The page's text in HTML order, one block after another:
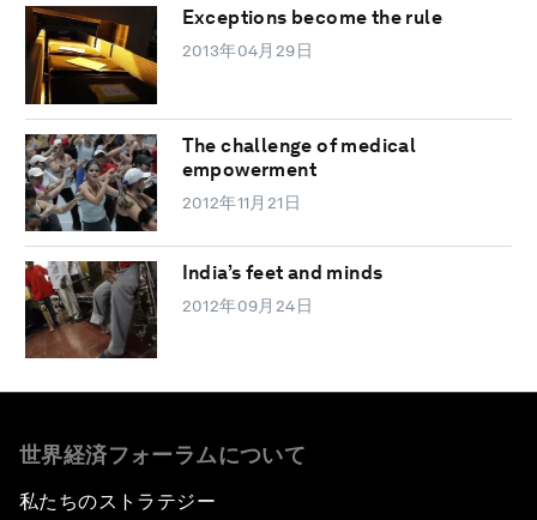
Exceptions become the rule
2013年04月29日
The challenge of medical
empowerment
2012年11月21日
India’s feet and minds
2012年09月24日
世界経済フォーラムについて
私たちのストラテジー